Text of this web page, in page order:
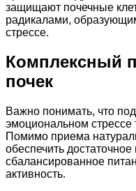
защищают почечные
радикалами,
стрессе.
Комплексный
почек
Важно понимать, что
эмоциональном стрессе
Помимо приема
обеспечить
сбалансированное
активность.